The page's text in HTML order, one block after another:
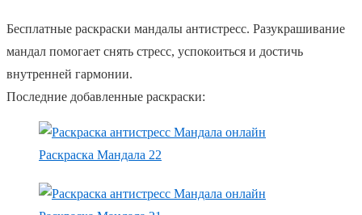
Бесплатные раскраски мандалы антистресс. Разукрашивание
мандал помогает снять стресс, успокоиться и достичь
внутренней гармонии.
Последние добавленные раскраски:
Раскраска Мандала 22